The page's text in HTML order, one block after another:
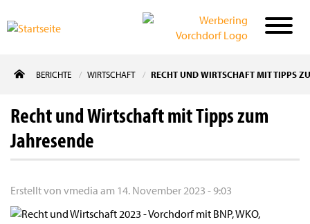
zum
BERICHTE WIRTSCHAFT RECHT UND WIRTSCHAFT MIT TIPPS
Recht und Wirtschaft mit Tipps zum
Jahresende
Erstellt von vmedia am 14. November 2023 - 9:03